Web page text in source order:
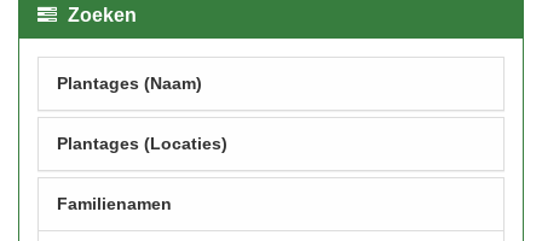
Zoeken
Plantages (Naam)
Plantages (Locaties)
Familienamen